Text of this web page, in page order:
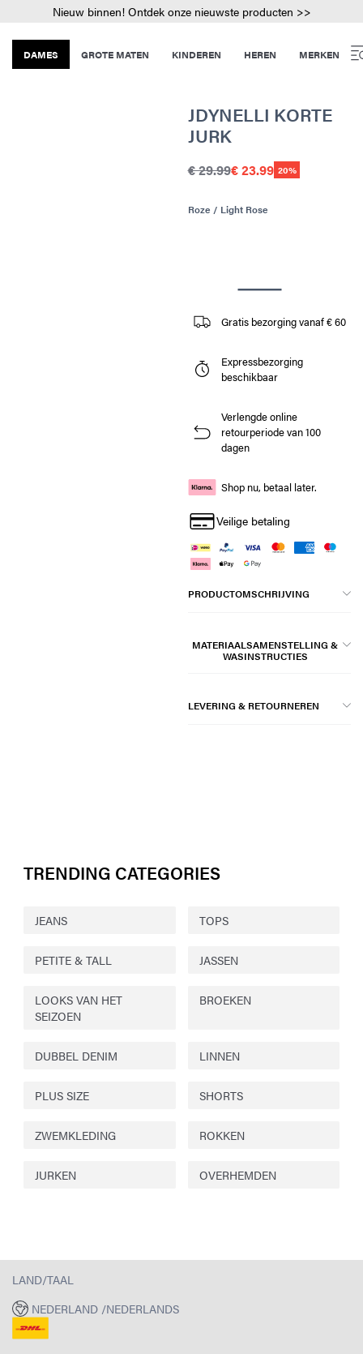
Nieuw binnen! Ontdek onze nieuwste producten >>
DAMES GROTE MATEN KINDEREN HEREN MERKEN
JDYNELLI KORTE
JURK
€ 29.99€ 23.99 20%
Roze / Light Rose
Gratis bezorging vanaf € 60
Expressbezorging
beschikbaar
Verlengde online
retourperiode van 100
dagen
Shop nu, betaal later.
Veilige betaling
PRODUCTOMSCHRIJVING
MATERIAALSAMENSTELLING &
WASINSTRUCTIES
LEVERING & RETOURNEREN
TRENDING CATEGORIES
JEANS TOPS
PETITE & TALL JASSEN
LOOKS VAN HET
SEIZOEN
BROEKEN
DUBBEL DENIM LINNEN
PLUS SIZE SHORTS
ZWEMKLEDING ROKKEN
JURKEN OVERHEMDEN
LAND/TAAL
NEDERLAND /NEDERLANDS